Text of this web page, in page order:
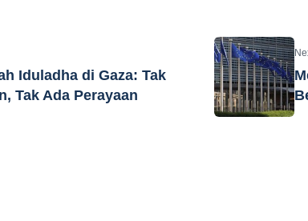
Iduladha di Gaza: Tak
Tak Ada Perayaan